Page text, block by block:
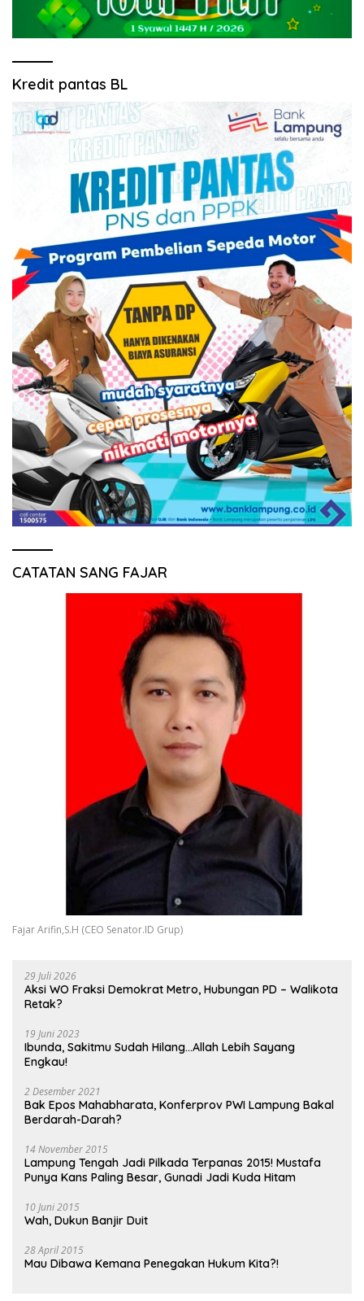
Kredit pantas BL
CATATAN SANG FAJAR
Fajar Arifin,S.H (CEO Senator.ID Grup)
29 Juli 2026
Aksi WO Fraksi Demokrat Metro, Hubungan PD – Walikota
Retak?
19 Juni 2023
Ibunda, Sakitmu Sudah Hilang…Allah Lebih Sayang
Engkau!
2 Desember 2021
Bak Epos Mahabharata, Konferprov PWI Lampung Bakal
Berdarah-Darah?
14 November 2015
Lampung Tengah Jadi Pilkada Terpanas 2015! Mustafa
Punya Kans Paling Besar, Gunadi Jadi Kuda Hitam
10 Juni 2015
Wah, Dukun Banjir Duit
28 April 2015
Mau Dibawa Kemana Penegakan Hukum Kita?!